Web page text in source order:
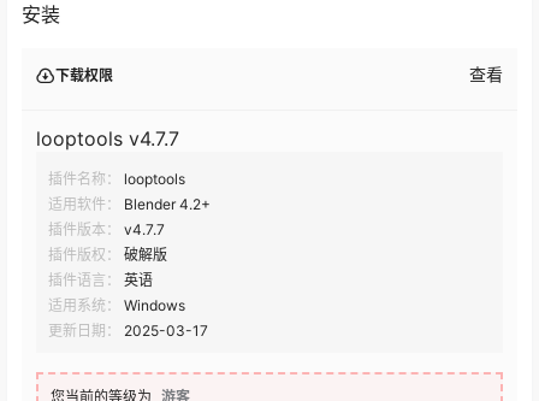
安装
下载权限 查看
looptools v4.7.7
插件名称：
looptools
适用软件：
Blender 4.2+
插件版本：
v4.7.7
插件版权：
破解版
插件语言：
英语
适用系统：
Windows
更新日期：
2025-03-17
您当前的等级为 游客